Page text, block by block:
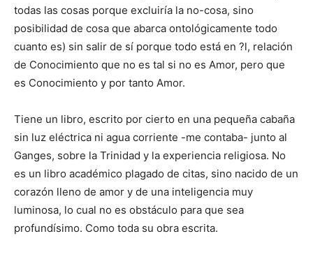
todas las cosas porque excluiría la no-cosa, sino
posibilidad de cosa que abarca ontológicamente todo
cuanto es) sin salir de sí porque todo está en ?l, relación
de Conocimiento que no es tal si no es Amor, pero que
es Conocimiento y por tanto Amor.
Tiene un libro, escrito por cierto en una pequeña cabaña
sin luz eléctrica ni agua corriente -me contaba- junto al
Ganges, sobre la Trinidad y la experiencia religiosa. No
es un libro académico plagado de citas, sino nacido de un
corazón lleno de amor y de una inteligencia muy
luminosa, lo cual no es obstáculo para que sea
profundísimo. Como toda su obra escrita.